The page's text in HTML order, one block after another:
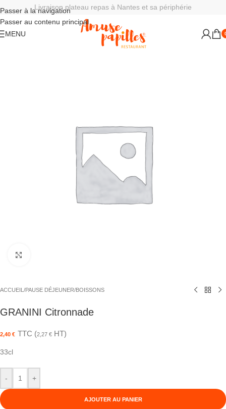
Passer à la navigation
Passer au contenu principal
Livraison plateau repas à Nantes et sa périphérie
MENU
ACCUEIL /PAUSE DÉJEUNER/BOISSONS
GRANINI Citronnade
2,40 € TTC (2,27 € HT)
33cl
- +
AJOUTER AU PANIER